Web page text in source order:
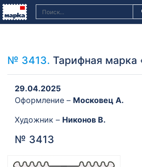
№ 3413. Тарифная марка
29.04.2025
Оформление – Московец А.
Художник – Никонов В.
№ 3413